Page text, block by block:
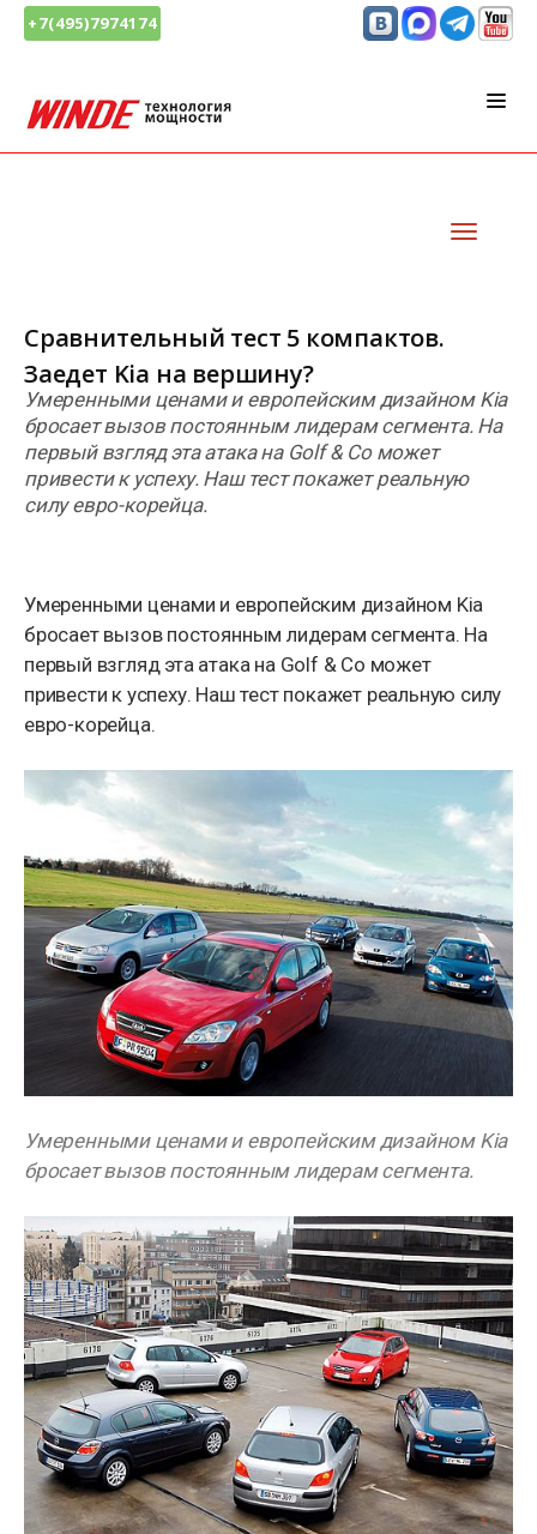
+7(495)7974174
Сравнительный тест 5 компактов.
Заедет Kia на вершину?
Умеренными ценами и европейским дизайном Kia
бросает вызов постоянным лидерам сегмента. На
первый взгляд эта атака на Golf & Co может
привести к успеху. Наш тест покажет реальную
силу евро-корейца.
Умеренными ценами и европейским дизайном Kia
бросает вызов постоянным лидерам сегмента. На
первый взгляд эта атака на Golf & Co может
привести к успеху. Наш тест покажет реальную силу
евро-корейца.
Умеренными ценами и европейским дизайном Kia
бросает вызов постоянным лидерам сегмента.